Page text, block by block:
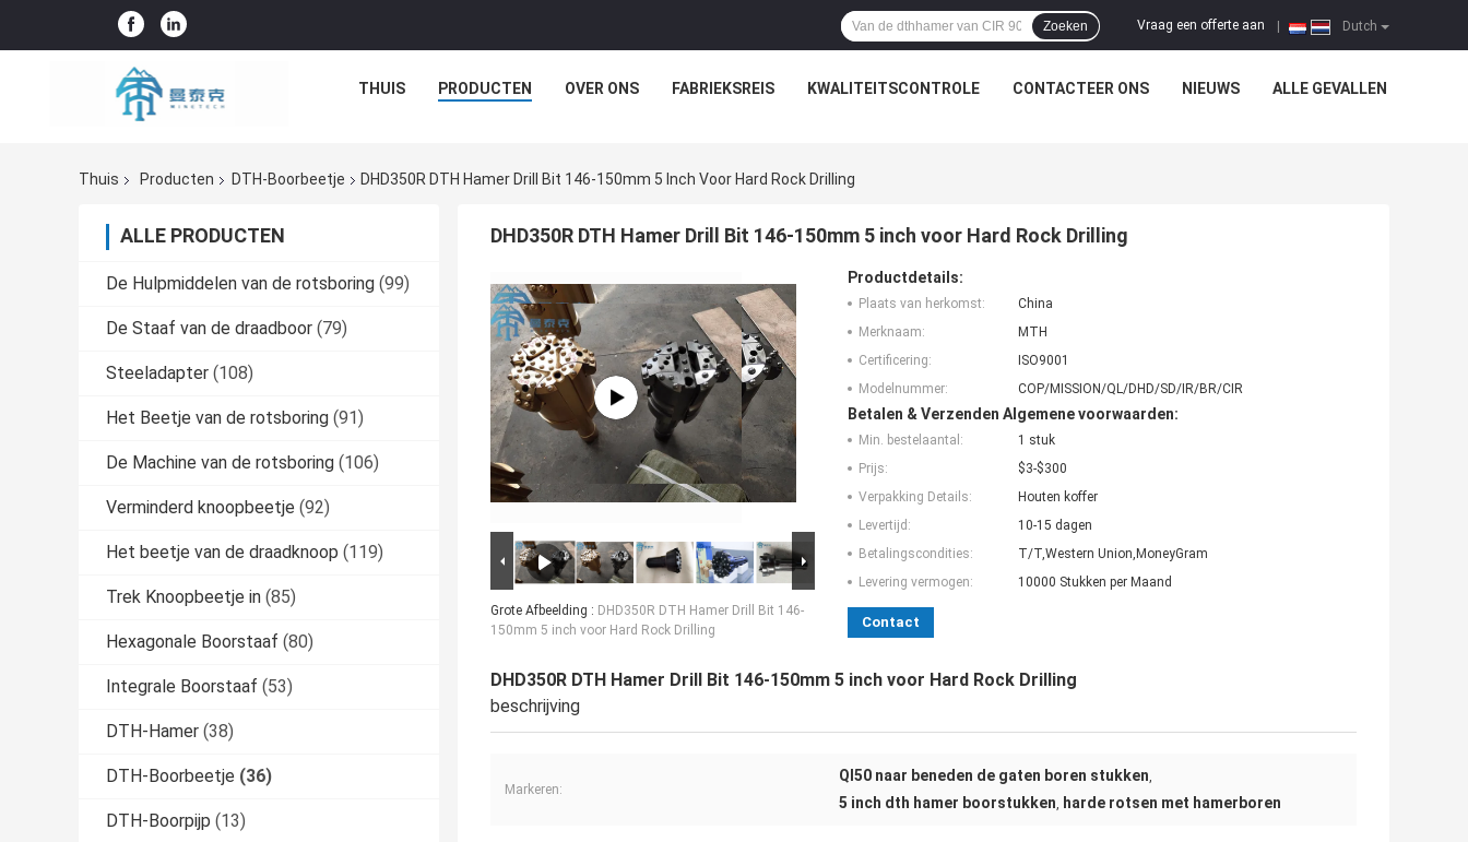
Dutch
Vraag een offerte aan
Zoeken
THUIS PRODUCTEN OVER ONS FABRIEKSREIS KWALITEITSCONTROLE CONTACTEER ONS NIEUWS ALLE GEVALLEN
Thuis Producten DTH-Boorbeetje DHD350R DTH Hamer Drill Bit 146-150mm 5 Inch Voor Hard Rock Drilling
ALLE PRODUCTEN
De Hulpmiddelen van de rotsboring (99)
De Staaf van de draadboor (79)
Steeladapter (108)
Het Beetje van de rotsboring (91)
De Machine van de rotsboring (106)
Verminderd knoopbeetje (92)
Het beetje van de draadknoop (119)
Trek Knoopbeetje in (85)
Hexagonale Boorstaaf (80)
Integrale Boorstaaf (53)
DTH-Hamer (38)
DTH-Boorbeetje (36)
DTH-Boorpijp (13)
DHD350R DTH Hamer Drill Bit 146-150mm 5 inch voor Hard Rock Drilling
Grote Afbeelding : DHD350R DTH Hamer Drill Bit 146-
150mm 5 inch voor Hard Rock Drilling
Productdetails:
Plaats van herkomst:
China
Merknaam:
MTH
Certificering:
ISO9001
Modelnummer:
COP/MISSION/QL/DHD/SD/IR/BR/CIR
Betalen & Verzenden Algemene voorwaarden:
Min. bestelaantal:
1 stuk
Prijs:
$3-$300
Verpakking Details:
Houten koffer
Levertijd:
10-15 dagen
Betalingscondities:
T/T,Western Union,MoneyGram
Levering vermogen:
10000 Stukken per Maand
Contact
DHD350R DTH Hamer Drill Bit 146-150mm 5 inch voor Hard Rock Drilling
beschrijving
Markeren:
Ql50 naar beneden de gaten boren stukken,
5 inch dth hamer boorstukken, harde rotsen met hamerboren